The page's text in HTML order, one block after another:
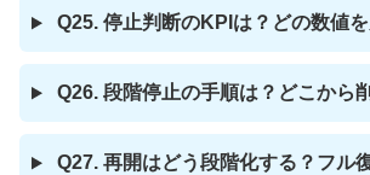
Q25. 停止判断のKPIは？どの数値
Q26. 段階停止の手順は？どこから
Q27. 再開はどう段階化する？フル